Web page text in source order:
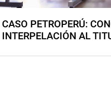
CASO PETROPERÚ:
INTERPELACIÓN AL